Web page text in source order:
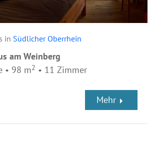
in Südlicher Oberrhein
am Weinberg
• 98 m2 • 11 Zimmer
Mehr